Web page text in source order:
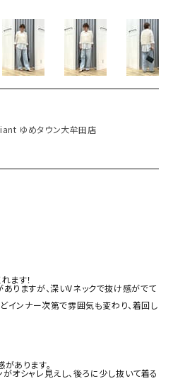
ゆめタウン大牟田店
ます！
りますが、深いVネックで抜け感がでて
どインナー次第で雰囲気も変わり、着回し
あります。
オシャレ見えし、後ろに少し抜いて着る